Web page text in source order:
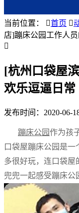
当前位置： 首页 
店]蹦床公园工作人

[杭州口袋屋
欢乐逗逼日常
发布时间： 2020-06-
蹦床公园作为孩
口袋屋蹦床公园是
多很好玩，连口袋屋
兜兜一起感受蹦床公